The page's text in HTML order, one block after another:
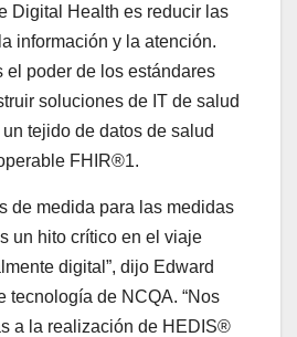
Digital Health es reducir las
información y la atención.
el poder de los estándares
soluciones de IT de salud
tejido de datos de salud
FHIR®1.
de medida para las medidas
un hito crítico en el viaje
digital”, dijo Edward
tecnología de NCQA. “Nos
a la realización de HEDIS®